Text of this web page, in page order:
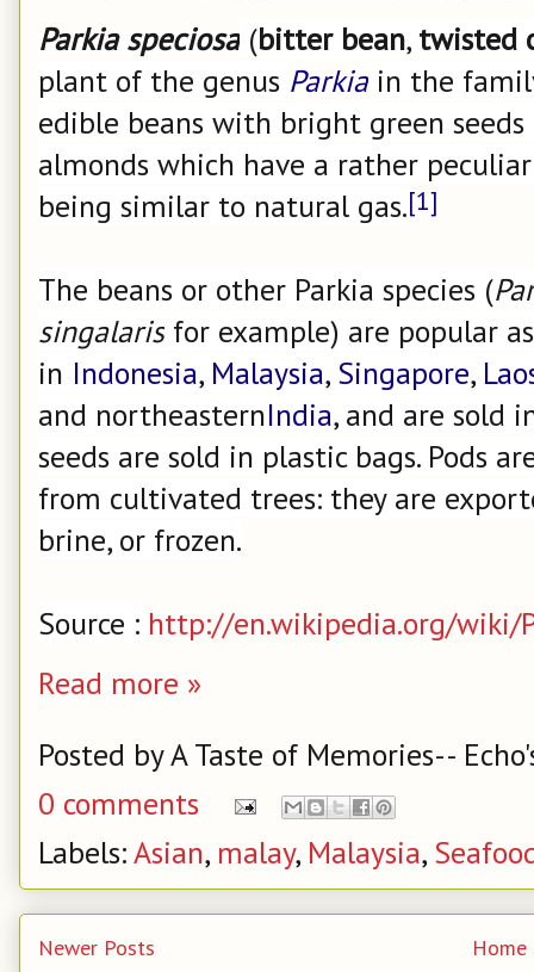
Parkia speciosa (bitter bean, twisted
plant of the genus Parkia in the
edible beans with bright green
almonds which have a rather
being similar to natural gas.[1]
The beans or other Parkia species (
singalaris for example) are popular
in Indonesia, Malaysia, Singapore,
and northeasternIndia, and are sold
seeds are sold in plastic bags. Pods
from cultivated trees: they are
brine, or frozen.
Source : http://en.wikipedia.org/wiki/
Read more »
Posted byA Taste of Memories--
0 comments
Labels:Asian, malay, Malaysia,
Newer Posts Home